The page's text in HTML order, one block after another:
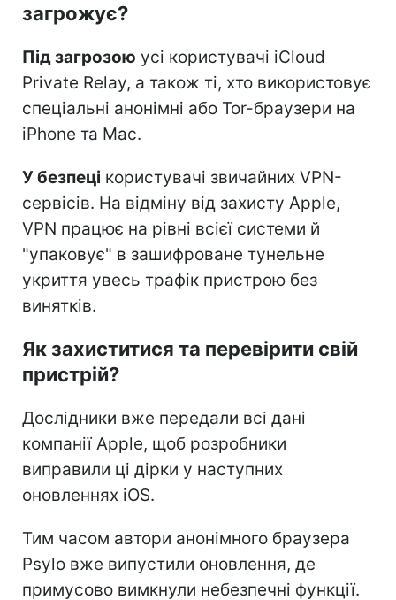
загрожує?
Під загрозою усі користувачі iCloud
Private Relay, а також ті, хто використовує
спеціальні анонімні або Tor-браузери на
iPhone та Mac.
У безпеці користувачі звичайних VPN-
сервісів. На відміну від захисту Apple,
VPN працює на рівні всієї системи й
"упаковує" в зашифроване тунельне
укриття увесь трафік пристрою без
винятків.
Як захиститися та перевірити свій
пристрій?
Дослідники вже передали всі дані
компанії Apple, щоб розробники
виправили ці дірки у наступних
оновленнях iOS.
Тим часом автори анонімного браузера
Psylo вже випустили оновлення, де
примусово вимкнули небезпечні функції.